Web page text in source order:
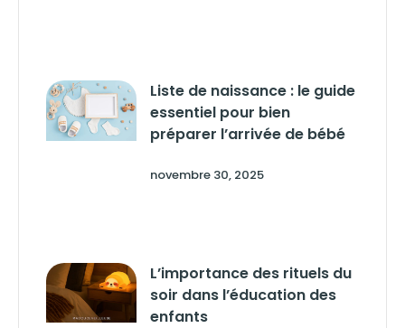
Liste de naissance : le guide
essentiel pour bien
préparer l’arrivée de bébé
novembre 30, 2025
L’importance des rituels du
soir dans l’éducation des
enfants